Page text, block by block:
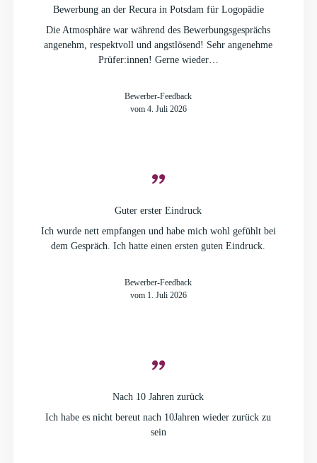
Bewerbung an der Recura in Potsdam für Logopädie
Die Atmosphäre war während des Bewerbungsgesprächs
angenehm, respektvoll und angstlösend! Sehr angenehme
Prüfer:innen! Gerne wieder…
Bewerber-Feedback
vom 4. Juli 2026
Guter erster Eindruck
Ich wurde nett empfangen und habe mich wohl gefühlt bei
dem Gespräch. Ich hatte einen ersten guten Eindruck.
Bewerber-Feedback
vom 1. Juli 2026
Nach 10 Jahren zurück
Ich habe es nicht bereut nach 10Jahren wieder zurück zu
sein